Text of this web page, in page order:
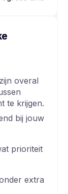
overal
te krijgen.
bij jouw
prioriteit
extra